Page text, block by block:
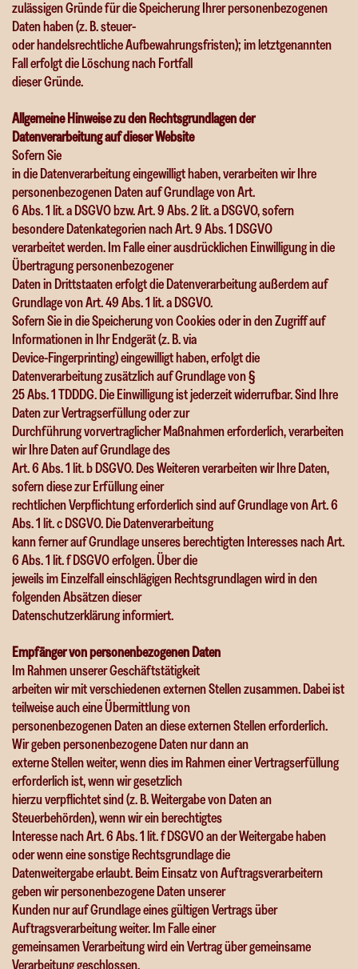
zulässigen Gründe für die Speicherung Ihrer personenbezogenen
Daten haben (z. B. steuer-
oder handelsrechtliche Aufbewahrungsfristen); im letztgenannten
Fall erfolgt die Löschung nach Fortfall
dieser Gründe.
Allgemeine Hinweise zu den Rechtsgrundlagen der
Datenverarbeitung auf dieser Website
Sofern Sie
in die Datenverarbeitung eingewilligt haben, verarbeiten wir Ihre
personenbezogenen Daten auf Grundlage von Art.
6 Abs. 1 lit. a DSGVO bzw. Art. 9 Abs. 2 lit. a DSGVO, sofern
besondere Datenkategorien nach Art. 9 Abs. 1 DSGVO
verarbeitet werden. Im Falle einer ausdrücklichen Einwilligung in die
Übertragung personenbezogener
Daten in Drittstaaten erfolgt die Datenverarbeitung außerdem auf
Grundlage von Art. 49 Abs. 1 lit. a DSGVO.
Sofern Sie in die Speicherung von Cookies oder in den Zugriff auf
Informationen in Ihr Endgerät (z. B. via
Device-Fingerprinting) eingewilligt haben, erfolgt die
Datenverarbeitung zusätzlich auf Grundlage von §
25 Abs. 1 TDDDG. Die Einwilligung ist jederzeit widerrufbar. Sind Ihre
Daten zur Vertragserfüllung oder zur
Durchführung vorvertraglicher Maßnahmen erforderlich, verarbeiten
wir Ihre Daten auf Grundlage des
Art. 6 Abs. 1 lit. b DSGVO. Des Weiteren verarbeiten wir Ihre Daten,
sofern diese zur Erfüllung einer
rechtlichen Verpflichtung erforderlich sind auf Grundlage von Art. 6
Abs. 1 lit. c DSGVO. Die Datenverarbeitung
kann ferner auf Grundlage unseres berechtigten Interesses nach Art.
6 Abs. 1 lit. f DSGVO erfolgen. Über die
jeweils im Einzelfall einschlägigen Rechtsgrundlagen wird in den
folgenden Absätzen dieser
Datenschutzerklärung informiert.
Empfänger von personenbezogenen Daten
Im Rahmen unserer Geschäftstätigkeit
arbeiten wir mit verschiedenen externen Stellen zusammen. Dabei ist
teilweise auch eine Übermittlung von
personenbezogenen Daten an diese externen Stellen erforderlich.
Wir geben personenbezogene Daten nur dann an
externe Stellen weiter, wenn dies im Rahmen einer Vertragserfüllung
erforderlich ist, wenn wir gesetzlich
hierzu verpflichtet sind (z. B. Weitergabe von Daten an
Steuerbehörden), wenn wir ein berechtigtes
Interesse nach Art. 6 Abs. 1 lit. f DSGVO an der Weitergabe haben
oder wenn eine sonstige Rechtsgrundlage die
Datenweitergabe erlaubt. Beim Einsatz von Auftragsverarbeitern
geben wir personenbezogene Daten unserer
Kunden nur auf Grundlage eines gültigen Vertrags über
Auftragsverarbeitung weiter. Im Falle einer
gemeinsamen Verarbeitung wird ein Vertrag über gemeinsame
Verarbeitung geschlossen.